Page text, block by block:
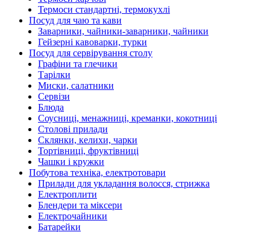
Термоси стандартні, термокухлі
Посуд для чаю та кави
Заварники, чайники-заварники, чайники
Гейзерні кавоварки, турки
Посуд для сервірування столу
Графіни та глечики
Тарілки
Миски, салатники
Сервізи
Блюда
Соусниці, менажниці, креманки, кокотниці
Столові прилади
Склянки, келихи, чарки
Тортівниці, фруктівниці
Чашки і кружки
Побутова техніка, електротовари
Прилади для укладання волосся, стрижка
Електроплити
Блендери та міксери
Електрочайники
Батарейки